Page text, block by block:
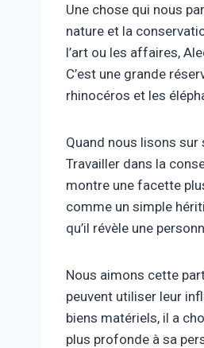
Une chose qui nous
nature et la
l’art ou les affaires,
C’est une grande
rhinocéros et les
Quand nous lisons sur
Travailler dans la
montre une facette
comme un simple
qu’il révèle une
Nous aimons cette
peuvent utiliser leur
biens matériels, il a
plus profonde à sa